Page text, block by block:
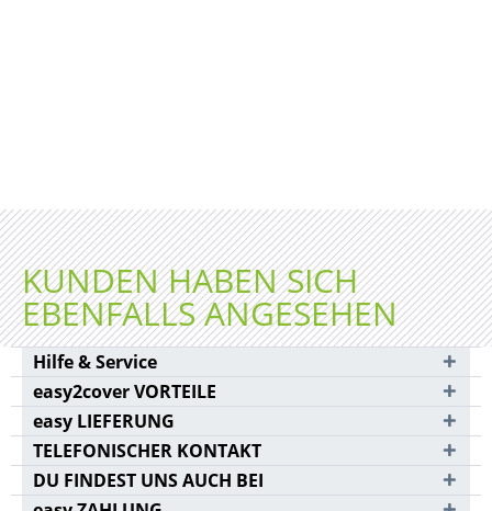
KUNDEN HABEN SICH
EBENFALLS ANGESEHEN
Hilfe & Service
easy2cover VORTEILE
easy LIEFERUNG
TELEFONISCHER KONTAKT
DU FINDEST UNS AUCH BEI